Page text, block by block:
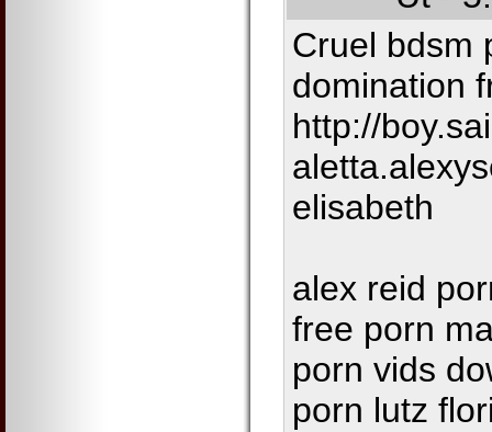
Cruel bdsm
domination
http://
elisabeth
alex reid
free porn
porn vids
porn lutz